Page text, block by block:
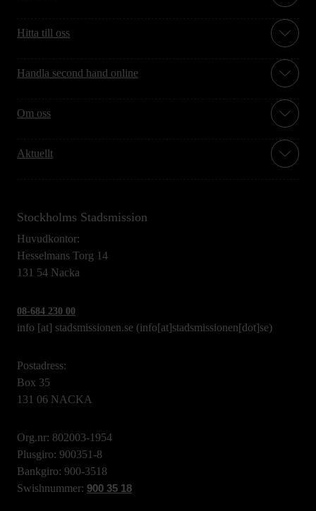
Hitta till oss
Handla second hand online
Om oss
Aktuellt
Stockholms Stadsmission
Huvudkontor:
Hesselmans Torg 14
131 54 Nacka
08-684 230 00
info [at] stadsmissionen.se (info[at]stadsmissionen[dot]se)
Postadress:
Box 35
131 06 NACKA
Org.nr: 802003-1954
Plusgiro: 900351-8
Bankgiro: 900-3518
Swishnummer: 900 35 18